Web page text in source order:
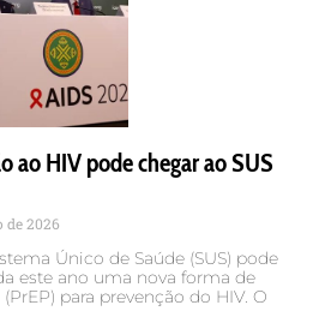
ao HIV pode chegar ao SUS
de 2026
Único de Saúde (SUS) pode
este ano uma nova forma de
para prevenção do HIV. O